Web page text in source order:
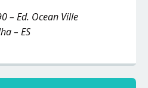
– Ed. Ocean Ville
– ES